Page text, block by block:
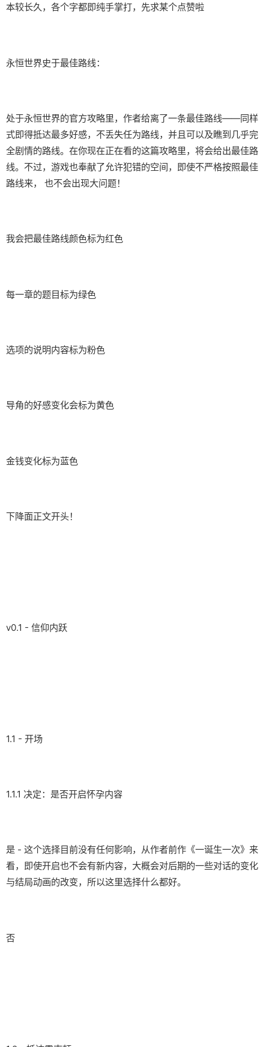
本较长久，各个字都即纯手掌打，先求某个点赞啦
永恒世界史于最佳路线：
处于永恒世界的官方攻略里，作者给离了一条最佳路线——同样
式即得抵达最多好感，不丢失任为路线，并且可以及瞧到几乎完
全剧情的路线。在你现在正在看的这篇攻略里，将会给出最佳路
线。不过，游戏也奉献了允许犯错的空间，即使不严格按照最佳
路线来， 也不会出现大问题！
我会把最佳路线颜色标为红色
每一章的题目标为绿色
选项的说明内容标为粉色
导角的好感变化会标为黄色
金钱变化标为蓝色
下降面正文开头！
v0.1 - 信仰内跃
1.1 - 开场
1.1.1 决定：是否开启怀孕内容
是 - 这个选择目前没有任何影响，从作者前作《一诞生一次》来
看，即使开启也不会有新内容，大概会对后期的一些对话的变化
与结局动画的改变，所以这里选择什么都好。
否